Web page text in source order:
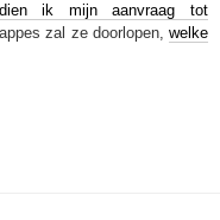
ik mijn aanvraag tot
zal ze doorlopen, welke